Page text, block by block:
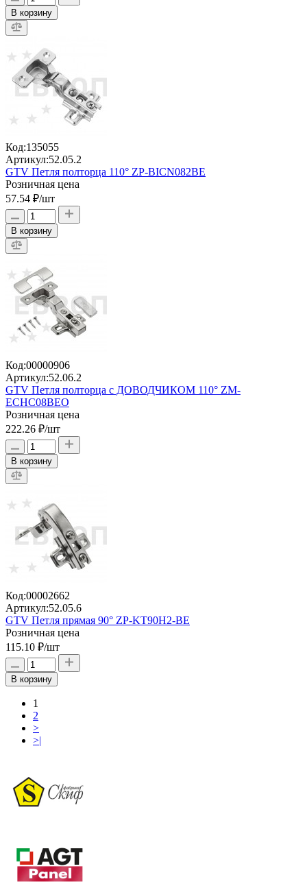
В корзину
Код:135055
Артикул:52.05.2
GTV Петля полторца 110° ZP-BICN082BE
Розничная цена
57.54 ₽/шт
В корзину
Код:00000906
Артикул:52.06.2
GTV Петля полторца с ДОВОДЧИКОМ 110° ZM-
ECHC08BEO
Розничная цена
222.26 ₽/шт
В корзину
Код:00002662
Артикул:52.05.6
GTV Петля прямая 90° ZP-KT90H2-BE
Розничная цена
115.10 ₽/шт
В корзину
1
2
>
>|